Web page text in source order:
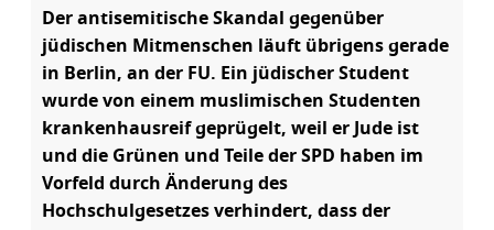
Der antisemitische Skandal gegenüber
jüdischen Mitmenschen läuft übrigens gerade
in Berlin, an der FU. Ein jüdischer Student
wurde von einem muslimischen Studenten
krankenhausreif geprügelt, weil er Jude ist
und die Grünen und Teile der SPD haben im
Vorfeld durch Änderung des
Hochschulgesetzes verhindert, dass der